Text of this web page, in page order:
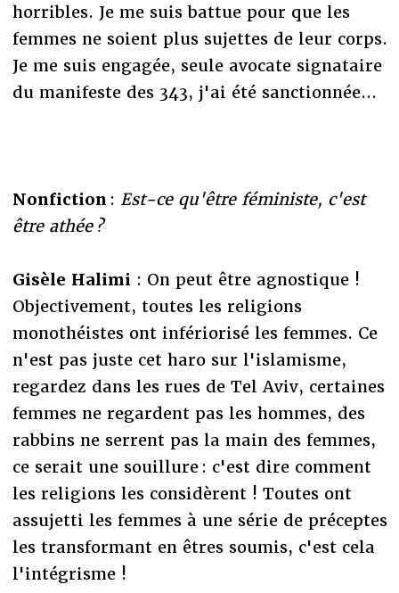
horribles. Je me suis battue pour que les
femmes ne soient plus sujettes de leur corps.
Je me suis engagée, seule avocate signataire
du manifeste des 343, j'ai été sanctionnée...
Nonfiction : Est-ce qu'être féministe, c'est
être athée ?
Gisèle Halimi : On peut être agnostique !
Objectivement, toutes les religions
monothéistes ont infériorisé les femmes. Ce
n'est pas juste cet haro sur l'islamisme,
regardez dans les rues de Tel Aviv, certaines
femmes ne regardent pas les hommes, des
rabbins ne serrent pas la main des femmes,
ce serait une souillure : c'est dire comment
les religions les considèrent ! Toutes ont
assujetti les femmes à une série de préceptes
les transformant en êtres soumis, c'est cela
l'intégrisme !